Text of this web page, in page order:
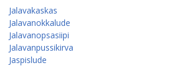
Jalavakaskas
Jalavanokkalude
Jalavanopsasiipi
Jalavanpussikirva
Jaspislude